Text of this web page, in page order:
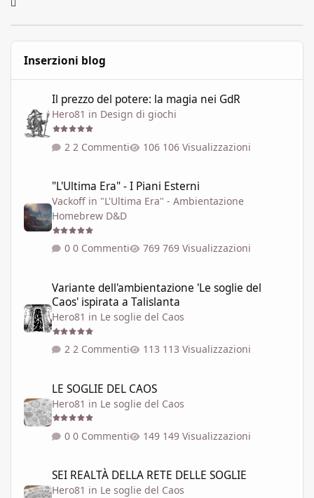
Inserzioni blog
Il prezzo del potere: la magia nei GdR
Hero81 in Design di giochi
2 Commenti 106 Visualizzazioni
"L'Ultima Era" - I Piani Esterni
Vackoff in "L'Ultima Era" - Ambientazione
Homebrew D&D
0 Commenti 769 Visualizzazioni
Variante dell'ambientazione 'Le soglie del
Caos' ispirata a Talislanta
Hero81 in Le soglie del Caos
2 Commenti 113 Visualizzazioni
LE SOGLIE DEL CAOS
Hero81 in Le soglie del Caos
0 Commenti 149 Visualizzazioni
SEI REALTÀ DELLA RETE DELLE SOGLIE
Hero81 in Le soglie del Caos